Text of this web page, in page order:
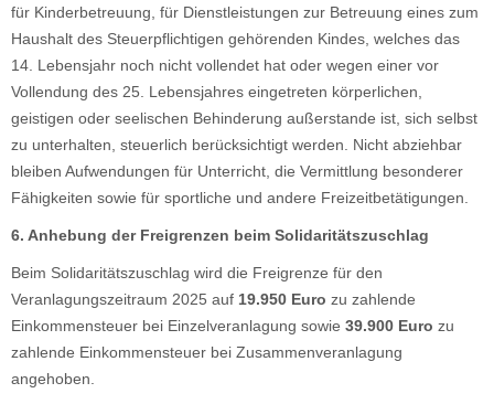
für Kinderbetreuung, für Dienstleistungen zur Betreuung eines zum
Haushalt des Steuerpflichtigen gehörenden Kindes, welches das
14. Lebensjahr noch nicht vollendet hat oder wegen einer vor
Vollendung des 25. Lebensjahres eingetreten körperlichen,
geistigen oder seelischen Behinderung außerstande ist, sich selbst
zu unterhalten, steuerlich berücksichtigt werden. Nicht abziehbar
bleiben Aufwendungen für Unterricht, die Vermittlung besonderer
Fähigkeiten sowie für sportliche und andere Freizeitbetätigungen.
6. Anhebung der Freigrenzen beim Solidaritätszuschlag
Beim Solidaritätszuschlag wird die Freigrenze für den
Veranlagungszeitraum 2025 auf 19.950 Euro zu zahlende
Einkommensteuer bei Einzelveranlagung sowie 39.900 Euro zu
zahlende Einkommensteuer bei Zusammenveranlagung
angehoben.